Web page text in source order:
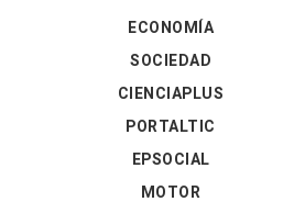
ECONOMÍA
SOCIEDAD
CIENCIAPLUS
PORTALTIC
EPSOCIAL
MOTOR